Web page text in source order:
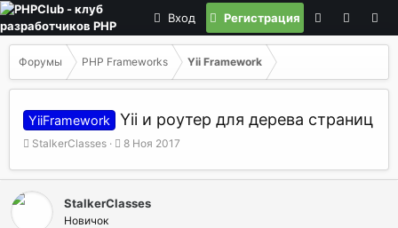
Вход Регистрация
Форумы PHP Frameworks Yii Framework
YiiFramework Yii и роутер для дерева страниц
А
т
о
StalkerClasses
Д
т
н
8 Ноя 2017
StalkerClasses
Новичок